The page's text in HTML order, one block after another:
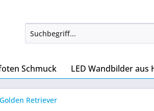
Schmuck LED Wandbilder aus
Golden Retriever